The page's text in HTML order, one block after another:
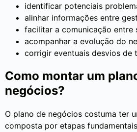
identificar potenciais
alinhar informações entre
facilitar a comunicação entre
acompanhar a evolução do
corrigir eventuais desvios de
Como montar um
negócios?
O plano de negócios costuma ter
composta por etapas